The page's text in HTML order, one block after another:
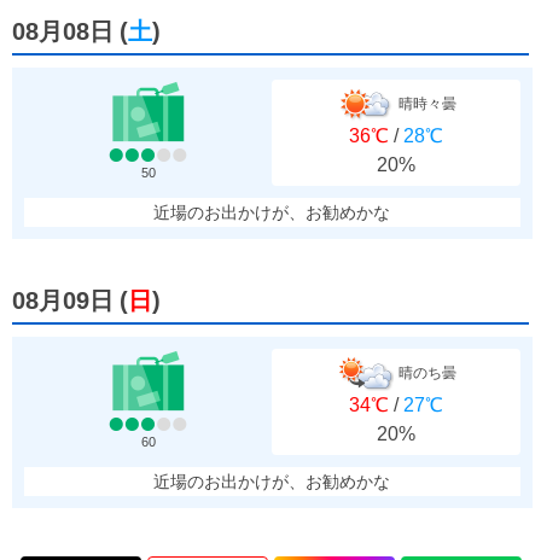
08月08日 (土)
50
晴時々曇
36℃ / 28℃
20%
近場のお出かけが、お勧めかな
08月09日 ( 日 )
60
晴のち曇
34℃ / 27℃
20%
近場のお出かけが、お勧めかな